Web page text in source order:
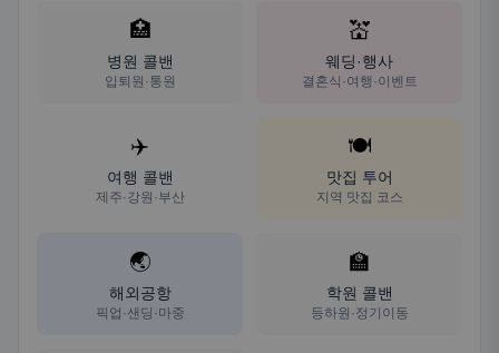
🏥
병원 콜밴
입퇴원·통원
💒
웨딩·행사
결혼식·여행·이벤트
✈️
여행 콜밴
제주·강원·부산
🍽️
맛집 투어
지역 맛집 코스
🌏
해외공항
픽업·샌딩·마중
🏫
학원 콜밴
등하원·정기이동